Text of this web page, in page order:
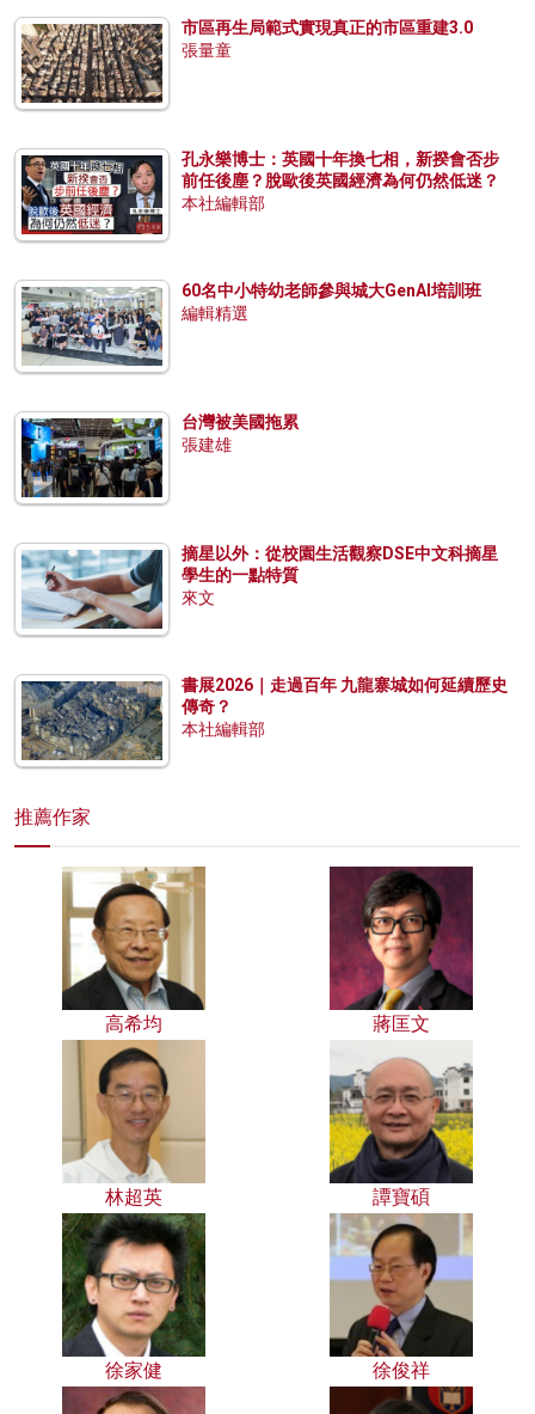
市區再生局範式實現真正的市區重建3.0
張量童
孔永樂博士：英國十年換七相，新揆會否步
前任後塵？脫歐後英國經濟為何仍然低迷？
本社編輯部
60名中小特幼老師參與城大GenAI培訓班
編輯精選
台灣被美國拖累
張建雄
摘星以外：從校園生活觀察DSE中文科摘星
學生的一點特質
來文
書展2026｜走過百年 九龍寨城如何延續歷史
傳奇？
本社編輯部
推薦作家
高希均 蔣匡文
林超英 譚寶碩
徐家健 徐俊祥